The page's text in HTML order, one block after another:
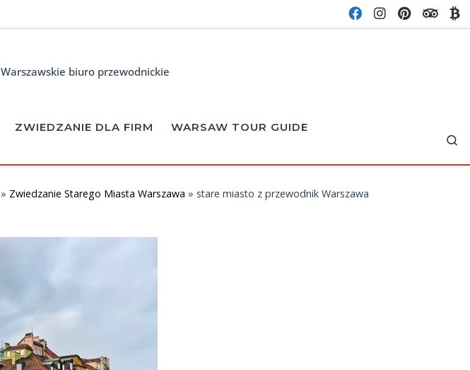
Warszawskie biuro przewodnickie
ZWIEDZANIE DLA FIRM
WARSAW TOUR GUIDE
» Zwiedzanie Starego Miasta Warszawa » stare miasto z przewodnik Warszawa